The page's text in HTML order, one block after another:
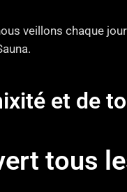
veillons chaque
et de
tous